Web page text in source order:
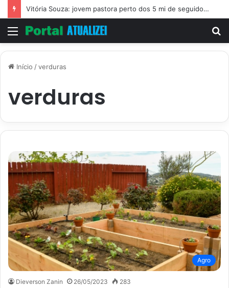
Vitória Souza: jovem pastora perto dos 5 mi de seguidores na web
Menu
Início /verduras
verduras
Agro
Dieverson Zanin 26/05/2023 283